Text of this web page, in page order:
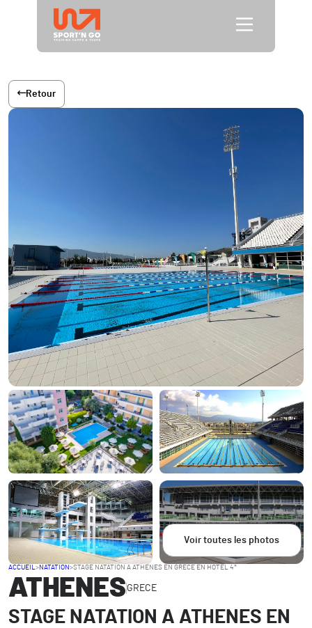
Retour
Voir toutes les photos
ACCUEIL>NATATION>STAGE NATATION A ATHENES EN GRECE EN HOTEL 4*
ATHENES GRECE
STAGE NATATION A ATHENES EN